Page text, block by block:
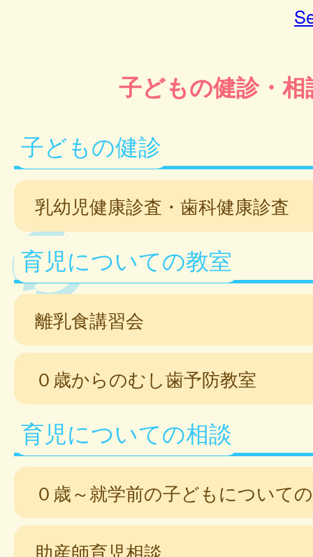
子どもの健診・相
子どもの健診
乳幼児健康診査・歯科健康診査
育児についての教室
離乳食講習会
０歳からのむし歯予防教室
育児についての相談
０歳～就学前の子どもについて
助産師育児相談